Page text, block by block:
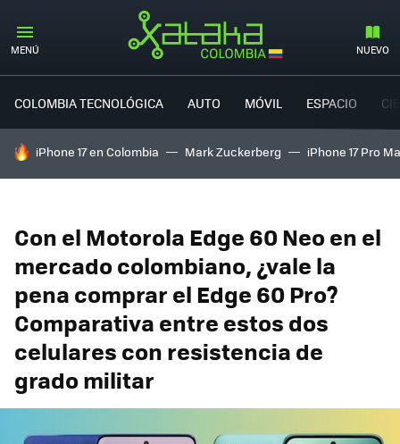
MENÚ NUEVO
COLOMBIA TECNOLÓGICA AUTO MÓVIL ESPACIO
HOY SE HABLA DE
iPhone 17 en Colombia Mark Zuckerberg iPhone 17 Pro
Con el Motorola Edge 60 Neo en el
mercado colombiano, ¿vale la
pena comprar el Edge 60 Pro?
Comparativa entre estos dos
celulares con resistencia de
grado militar